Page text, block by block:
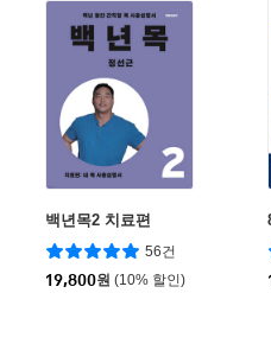
백년목2 치료편
56건
19,800원 (10% 할인)